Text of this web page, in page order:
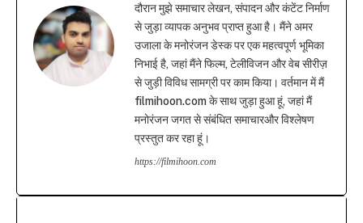
दौरान मुझे समाचार लेखन, संपादन और कंटेंट निर्माण
से जुड़ा व्यापक अनुभव प्राप्त हुआ है। मैंने अमर
उजाला के मनोरंजन डेस्क पर एक महत्वपूर्ण भूमिका
निभाई है, जहां मैंने फिल्म, टेलीविजन और वेब सीरीज़
से जुड़ी विविध सामग्री पर काम किया। वर्तमान में मैं
filmihoon.com के साथ जुड़ा हुआ हूं, जहां मैं
मनोरंजन जगत से संबंधित समाचारऔर विश्लेषण
प्रस्तुत कर रहा हूं।
https://filmihoon.com